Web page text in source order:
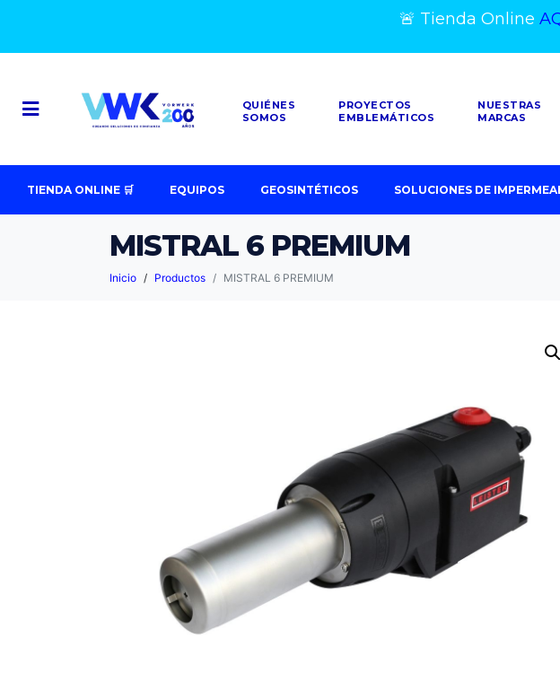
🚨 Tienda Online
QUIÉNES
SOMOS
PROYECTOS
EMBLEMÁTICOS
NUESTRAS
MARCAS
TIENDA ONLINE 🛒 EQUIPOS GEOSINTÉTICOS SOLUCIONES DE
MISTRAL 6 PREMIUM
Inicio Productos MISTRAL 6 PREMIUM